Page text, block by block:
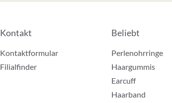
Kontakt
Kontaktformular
Filialfinder
Beliebt
Perlenohrringe
Haargummis
Earcuff
Haarband